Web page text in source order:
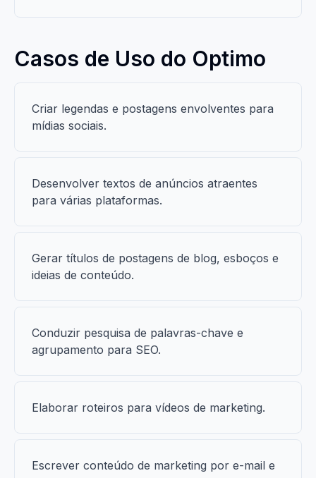
Casos de Uso do Optimo
Criar legendas e postagens envolventes para
mídias sociais.
Desenvolver textos de anúncios atraentes
para várias plataformas.
Gerar títulos de postagens de blog, esboços e
ideias de conteúdo.
Conduzir pesquisa de palavras-chave e
agrupamento para SEO.
Elaborar roteiros para vídeos de marketing.
Escrever conteúdo de marketing por e-mail e